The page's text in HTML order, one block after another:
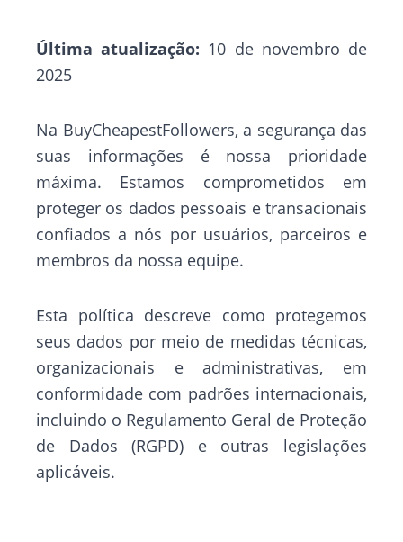
Última atualização: 10 de novembro de
2025
Na BuyCheapestFollowers, a segurança das
suas informações é nossa prioridade
máxima. Estamos comprometidos em
proteger os dados pessoais e transacionais
confiados a nós por usuários, parceiros e
membros da nossa equipe.
Esta política descreve como protegemos
seus dados por meio de medidas técnicas,
organizacionais e administrativas, em
conformidade com padrões internacionais,
incluindo o Regulamento Geral de Proteção
de Dados (RGPD) e outras legislações
aplicáveis.